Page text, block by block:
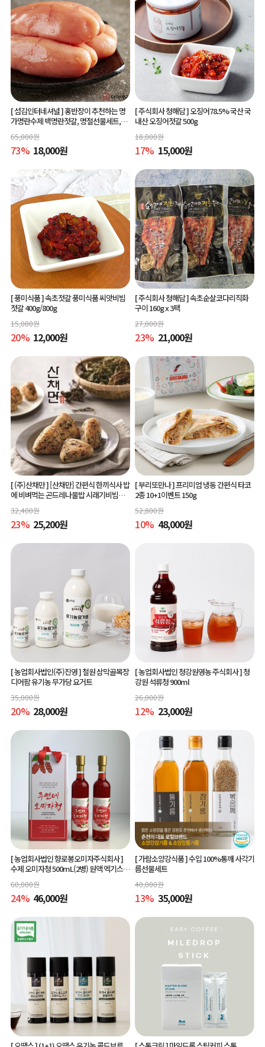
[ 섬김인터네셔널 ]홍반장이 추천하는 명
가명란수제 백명란젓갈, 명절선물세트,공
65,000원
73% 18,000원
[ 주식회사 청해담 ]오징어78.5% 국산 국
내산 오징어젓갈 500g
18,000원
17% 15,000원
[ 풍미식품 ]속초젓갈 풍미식품 씨앗비빔
젓갈 400g/800g
15,000원
20% 12,000원
[ 주식회사 청해담 ]속초순살코다리직화
구이 160g x 3팩
27,000원
23% 21,000원
[ (주)산채만 ][산채만] 간편식 한끼식사 밥
에 비벼먹는 곤드레나물밥 시래기비빔밥
32,400원
23% 25,200원
[ 부리또만나 ]프리미엄 냉동 간편식 타코
2종 10+1이벤트 150g
52,800원
10% 48,000원
[ 농업회사법인(주)진영 ]철원 삼막골목장
디어팜 유기농 무가당 요거트
35,000원
20% 28,000원
[ 농업회사법인 청강원영농 주식회사 ]청
강원 석류청 900ml
26,000원
12% 23,000원
[ 농업회사법인 향로봉오미자주식회사 ]
수제 오미자청 500mL(2병) 원액 엑기스l
[주연네 오미자]
60,000원
24% 46,000원
[ 가람소양강식품 ]수입 100%통깨 사각기
름선물세트
40,000원
13% 35,000원